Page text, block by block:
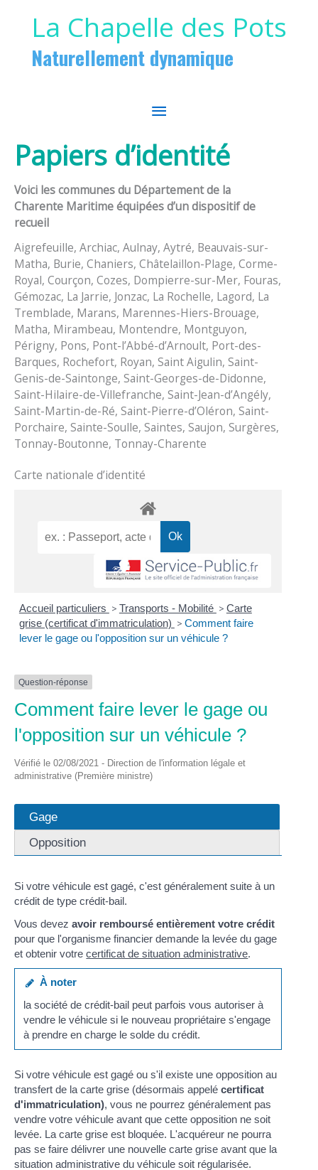
La Chapelle des Pots
Naturellement dynamique
MENU
PRINCIPAL
Papiers d’identité
Voici les communes du Département de la
Charente Maritime équipées d’un dispositif de
recueil
Aigrefeuille, Archiac, Aulnay, Aytré, Beauvais-sur-
Matha, Burie, Chaniers, Châtelaillon-Plage, Corme-
Royal, Courçon, Cozes, Dompierre-sur-Mer, Fouras,
Gémozac, La Jarrie, Jonzac, La Rochelle, Lagord, La
Tremblade, Marans, Marennes-Hiers-Brouage,
Matha, Mirambeau, Montendre, Montguyon,
Périgny, Pons, Pont-l’Abbé-d’Arnoult, Port-des-
Barques, Rochefort, Royan, Saint Aigulin, Saint-
Genis-de-Saintonge, Saint-Georges-de-Didonne,
Saint-Hilaire-de-Villefranche, Saint-Jean-d’Angély,
Saint-Martin-de-Ré, Saint-Pierre-d’Oléron, Saint-
Porchaire, Sainte-Soulle, Saintes, Saujon, Surgères,
Tonnay-Boutonne, Tonnay-Charente
Carte nationale d’identité
Accueil particuliers > Transports - Mobilité > Carte
grise (certificat d'immatriculation) > Comment faire
lever le gage ou l'opposition sur un véhicule ?
Question-réponse
Comment faire lever le gage ou
l'opposition sur un véhicule ?
Vérifié le 02/08/2021 - Direction de l'information légale et
administrative (Première ministre)
Gage
Opposition
Si votre véhicule est gagé, c'est généralement suite à un
crédit de type crédit-bail.
Vous devezavoir remboursé entièrement votre crédit
pour que l'organisme financier demande la levée du gage
et obtenir votrecertificat de situation administrative.
À noter
la société de crédit-bail peut parfois vous autoriser à
vendre le véhicule si le nouveau propriétaire s'engage
à prendre en charge le solde du crédit.
Si votre véhicule est gagé ou s'il existe une opposition au
transfert de la carte grise (désormais appelécertificat
d'immatriculation), vous ne pourrez généralement pas
vendre votre véhicule avant que cette opposition ne soit
levée. La carte grise est bloquée. L'acquéreur ne pourra
pas se faire délivrer une nouvelle carte grise avant que la
situation administrative du véhicule soit régularisée.